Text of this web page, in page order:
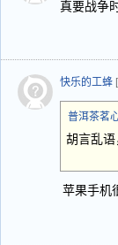
真要战争
快乐的工蜂
普洱茶茗
胡言乱
苹果手机